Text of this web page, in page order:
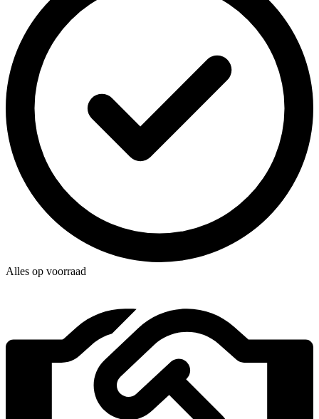
Alles op voorraad